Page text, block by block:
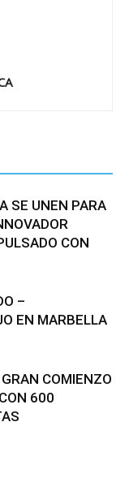
SE UNEN PARA
CON
–
EN MARBELLA
COMIENZO
600